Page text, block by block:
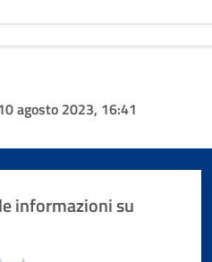
agosto 2023, 16:41
informazioni su